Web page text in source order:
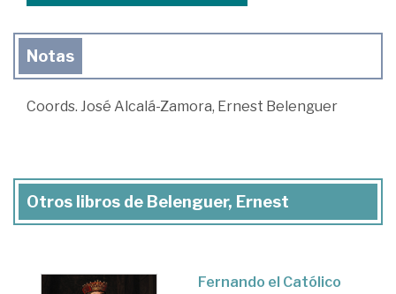
Notas
Coords. José Alcalá-Zamora, Ernest Belenguer
Otros libros de Belenguer, Ernest
Fernando el Católico